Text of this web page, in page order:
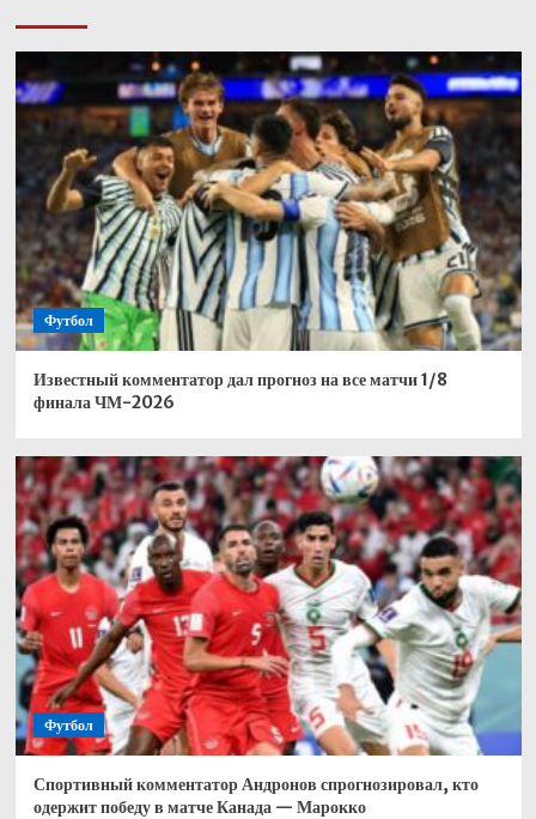
Футбол
Известный комментатор дал прогноз на все матчи 1/8
финала ЧМ-2026
Футбол
Спортивный комментатор Андронов спрогнозировал, кто
одержит победу в матче Канада — Марокко